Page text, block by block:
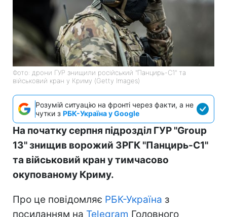
Фото: дрони ГУР знищили російський "Панцирь-С1" та
військовий кран у Криму (Getty Images)
Розумій ситуацію на фронті через факти, а не
чутки з РБК-Україна у Google
На початку серпня підрозділ ГУР "Group
13" знищив ворожий ЗРГК "Панцирь-С1"
та військовий кран у тимчасово
окупованому Криму.
Про це повідомляє РБК-Україна з
посиланням на Telegram Головного